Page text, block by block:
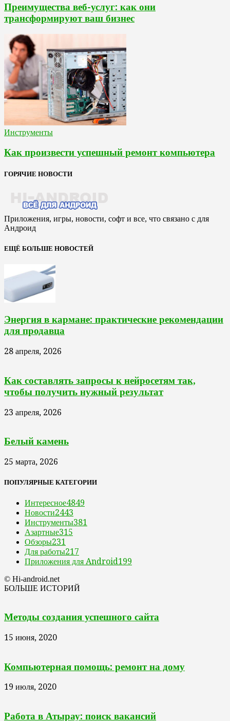
Преимущества веб-услуг: как они
трансформируют ваш бизнес
Инструменты
Как произвести успешный ремонт компьютера
ГОРЯЧИЕ НОВОСТИ
Приложения, игры, новости, софт и все, что связано с для
Андроид
ЕЩЁ БОЛЬШЕ НОВОСТЕЙ
Энергия в кармане: практические рекомендации
для продавца
28 апреля, 2026
Как составлять запросы к нейросетям так,
чтобы получить нужный результат
23 апреля, 2026
Белый камень
25 марта, 2026
ПОПУЛЯРНЫЕ КАТЕГОРИИ
Интересное4849
Новости2443
Инструменты381
Азартные315
Обзоры231
Для работы217
Приложения для Android199
© Hi-android.net
БОЛЬШЕ ИСТОРИЙ
Методы создания успешного сайта
15 июня, 2020
Компьютерная помощь: ремонт на дому
19 июля, 2020
Работа в Атырау: поиск вакансий